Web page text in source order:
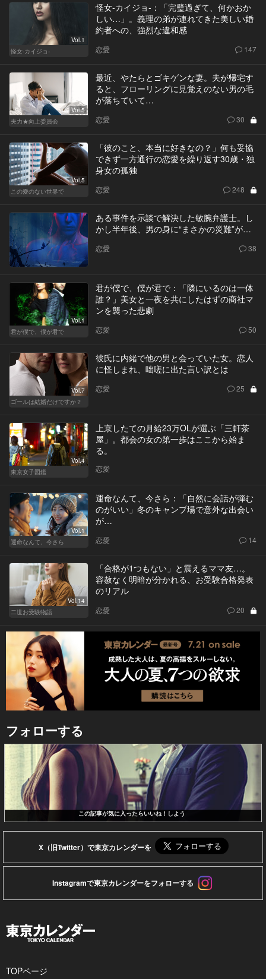
Vol.1
怪女-カイジョ-
怪女-カイジョ-：「完璧過ぎて、何かおか
しい…」。義理の弟が連れてきた美しい婚
約者への、強烈な違和感
恋愛 147
Vol.5
夫力★向上委員会
最近、やたらとゴキゲンな妻。夫が帰宅す
ると、フローリングに見覚えのない男の毛
が落ちていて…
恋愛 30
Vol.5
この愛のない世界で
「彼のこと、本当に好きなの？」何も妥協
できず一方通行の恋愛を繰り返す30歳・独
身女の孤独
恋愛 248
ある事件を示談で解決した敏腕弁護士。し
かし半年後、男の身に“まさかの災難”が…
恋愛 38
Vol.1
君が僕で、僕が君で
君が僕で、僕が君で：「隣にいるのは一体
誰？」美女と一夜を共にしたはずの商社マ
ンを襲った悲劇
恋愛 50
Vol.7
ゴールは結婚だけですか？
彼氏に内緒で他の男と会っていた女。恋人
に怪しまれ、咄嗟に出た言い訳とは
恋愛 25
Vol.4
東京女子図鑑
上京したての月給23万OLが選ぶ「三軒茶
屋」。都会の女の第一歩はここから始ま
る。
恋愛
Vol.1
運命なんて、今さら
運命なんて、今さら：「自然に会話が弾む
のがいい」冬のキャンプ場で意外な出会い
が…
恋愛 14
Vol.14
二世お受験物語
「合格が1つもない」と震えるママ友…。
容赦なく明暗が分かれる、お受験合格発表
のリアル
恋愛 20
フォローする
この記事が気に入ったらいいね！しよう
X（旧Twitter）で東京カレンダーを
Instagramで東京カレンダーをフォローする
TOPページ